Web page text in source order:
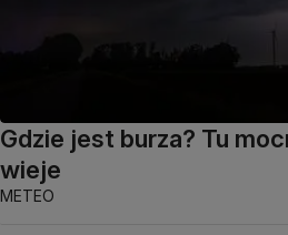
Gdzie jest burza? Tu
wieje
METEO